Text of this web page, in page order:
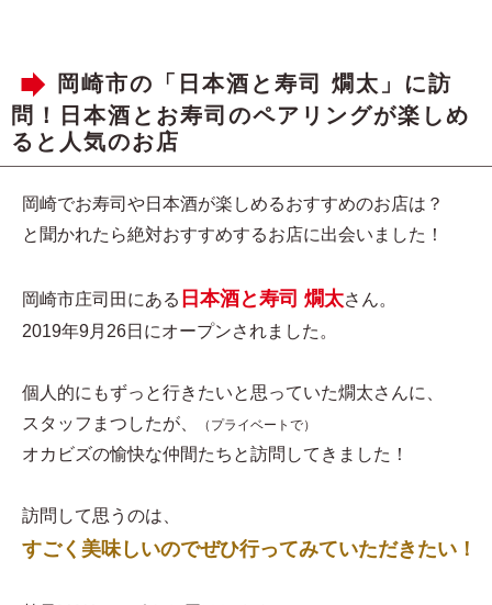
岡崎市の「日本酒と寿司 燗太」に訪
問！日本酒とお寿司のペアリングが楽しめ
ると人気のお店
岡崎でお寿司や日本酒が楽しめるおすすめのお店は？
と聞かれたら絶対おすすめするお店に出会いました！
岡崎市庄司田にある 日本酒と寿司 燗太さん。
2019年9月26日にオープンされました。
個人的にもずっと行きたいと思っていた燗太さんに、
スタッフまつしたが、
（プライベートで）
オカビズの愉快な仲間たちと訪問してきました！
訪問して思うのは、
すごく美味しいのでぜひ行ってみていただきたい！